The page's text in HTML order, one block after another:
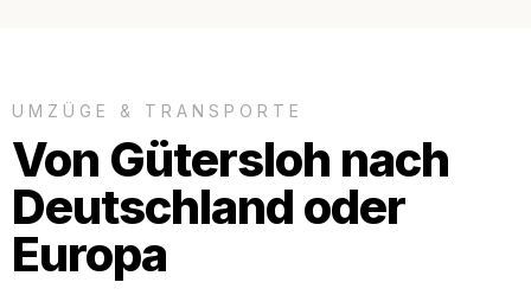
UMZÜGE & TRANSPORTE
Von Gütersloh nach
Deutschland oder
Europa